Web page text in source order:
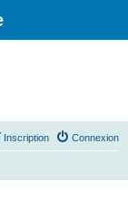
Connexion
Inscription